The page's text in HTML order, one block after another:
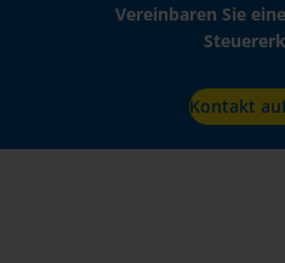
Vereinbaren Sie
Kontakt